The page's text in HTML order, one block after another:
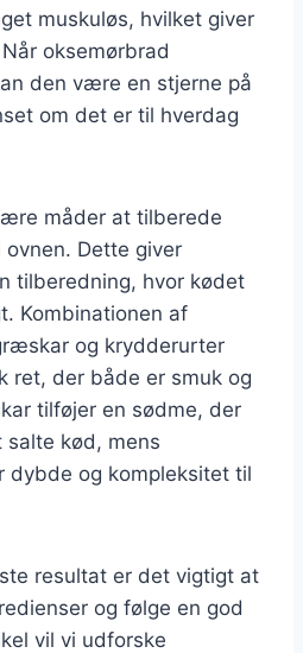
muskuløs, hvilket giver
oksemørbrad
den være en stjerne på
om det er til hverdag
måder at tilberede
Dette giver
tilberedning, hvor kødet
Kombinationen af
og krydderurter
ret, der både er smuk og
tilføjer en sødme, der
salte kød, mens
dybde og kompleksitet til
resultat er det vigtigt at
og følge en god
vil vi udforske